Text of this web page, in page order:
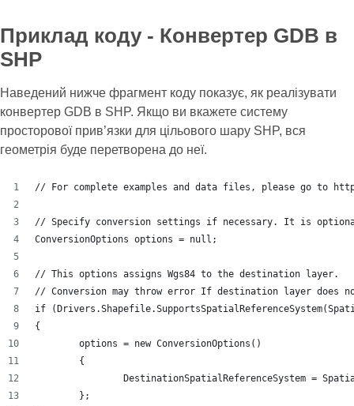
Приклад коду - Конвертер GDB в
SHP
Наведений нижче фрагмент коду показує, як реалізувати
конвертер GDB в SHP. Якщо ви вкажете систему
просторової прив’язки для цільового шару SHP, вся
геометрія буде перетворена до неї.
// For complete examples and data files, please go to
// Specify conversion settings if necessary. It is
ConversionOptions options = null;
// This options assigns Wgs84 to the destination layer.
// Conversion may throw error If destination layer does
if
{
	options = new ConversionOptions()
	{
DestinationSpatialReferenceSystem =
	};